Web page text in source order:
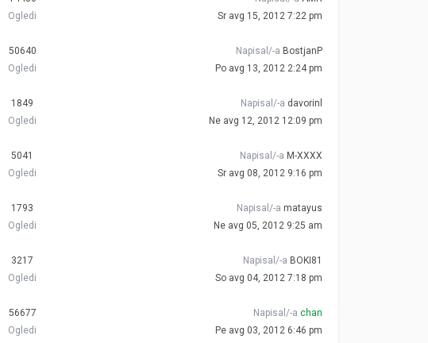
Ogledi
Sr avg 15, 2012 7:22 pm
50640
Ogledi
Napisal/-a BostjanP
Po avg 13, 2012 2:24 pm
1849
Ogledi
Napisal/-a davorinl
Ne avg 12, 2012 12:09 pm
5041
Ogledi
Napisal/-a M-XXXX
Sr avg 08, 2012 9:16 pm
1793
Ogledi
Napisal/-a matayus
Ne avg 05, 2012 9:25 am
3217
Ogledi
Napisal/-a BOKI81
So avg 04, 2012 7:18 pm
56677
Ogledi
Napisal/-a chan
Pe avg 03, 2012 6:46 pm